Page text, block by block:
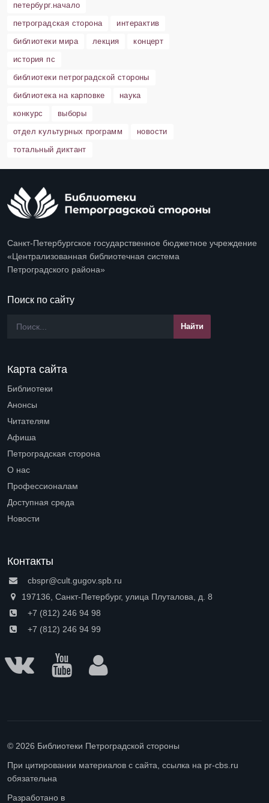
петербург.начало
петроградская сторона
интерактив
библиотеки мира
лекция
концерт
история пс
библиотеки петроградской стороны
библиотека на карповке
наука
конкурс
выборы
отдел культурных программ
новости
тотальный диктант
Санкт-Петербургское государственное бюджетное учреждение
«Централизованная библиотечная система
Петроградского района»
Поиск по сайту
Карта сайта
Библиотеки
Анонсы
Читателям
Афиша
Петроградская сторона
О нас
Профессионалам
Доступная среда
Новости
Контакты
cbspr@cult.gugov.spb.ru
197136, Санкт-Петербург, улица Плуталова, д. 8
+7 (812) 246 94 98
+7 (812) 246 94 99
© 2026 Библиотеки Петроградской стороны
При цитировании материалов с сайта, ссылка на pr-cbs.ru
обязательна
Разработано в